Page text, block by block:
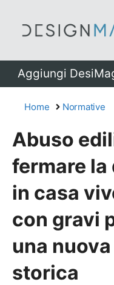
Aggiungi
Home Normative
Abuso
fermare la
in casa
con gravi
una
storica